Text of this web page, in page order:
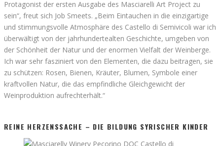
Protagonist der ersten Ausgabe des Masciarelli Art Project zu
sein“, freut sich Job Smeets. „Beim Eintauchen in die einzigartige
und stimmungsvolle Atmosphäre des Castello di Semivicoli war ich
überwältigt von der jahrhundertealten Geschichte, umgeben von
der Schönheit der Natur und der enormen Vielfalt der Weinberge.
Ich war sehr fasziniert von den Elementen, die dazu beitragen, sie
zu schützen: Rosen, Bienen, Kräuter, Blumen, Symbole einer
kraftvollen Natur, die das empfindliche Gleichgewicht der
Weinproduktion aufrechterhält.“
REINE HERZENSSACHE – DIE BILDUNG SYRISCHER KINDER